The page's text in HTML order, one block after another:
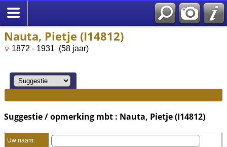
Nauta, Pietje (I14812)
1872 - 1931 (58 jaar)
Suggestie / opmerking mbt : Nauta, Pietje (I14812)
Uw naam: